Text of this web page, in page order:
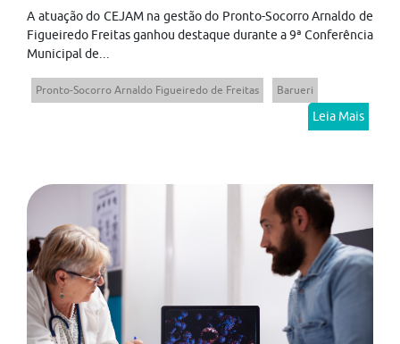
A atuação do CEJAM na gestão do Pronto-Socorro Arnaldo de
Figueiredo Freitas ganhou destaque durante a 9ª Conferência
Municipal de...
Pronto-Socorro Arnaldo Figueiredo de Freitas Barueri
Leia Mais